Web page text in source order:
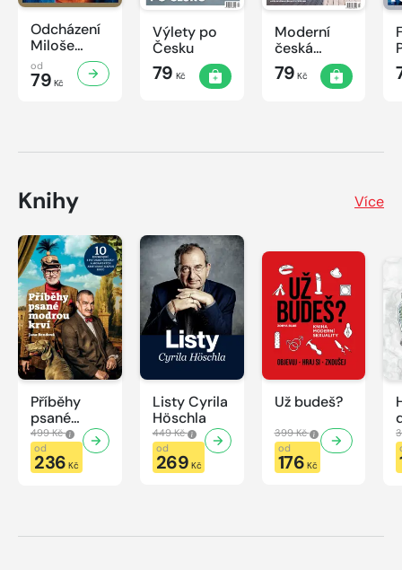
Odcházení
Miloše
Zemana
od
79 Kč
Výlety po
Česku
79 Kč
Moderní
česká
architektura
79 Kč
Knihy Více
Příběhy
psané
modrou
krví
499 Kč
od
236 Kč
Listy Cyrila
Höschla
449 Kč
od
269 Kč
Už budeš?
399 Kč
od
176 Kč